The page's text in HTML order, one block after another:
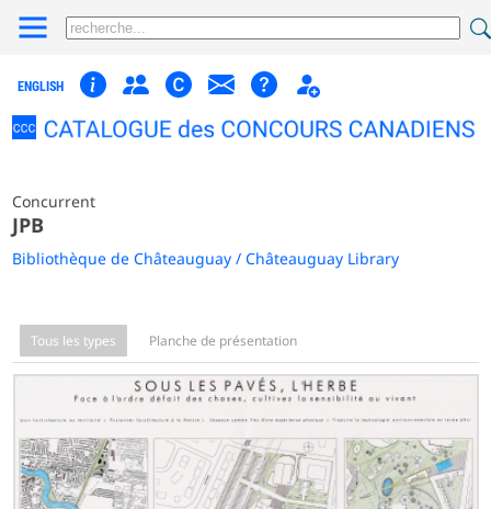
ENGLISH
Concurrent
JPB
Bibliothèque de Châteauguay / Châteauguay Library
Tous les types Planche de présentation